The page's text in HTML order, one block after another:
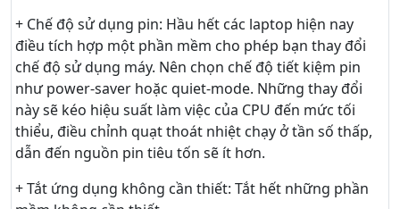
+ Chế độ sử dụng pin: Hầu hết các laptop hiện nay
điều tích hợp một phần mềm cho phép bạn thay đổi
chế độ sử dụng máy. Nên chọn chế độ tiết kiệm pin
như power-saver hoặc quiet-mode. Những thay đổi
này sẽ kéo hiệu suất làm việc của CPU đến mức tối
thiểu, điều chỉnh quạt thoát nhiệt chạy ở tần số thấp,
dẫn đến nguồn pin tiêu tốn sẽ ít hơn.
+ Tắt ứng dụng không cần thiết: Tắt hết những phần